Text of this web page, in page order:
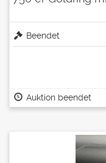
Beendet
Auktion beendet